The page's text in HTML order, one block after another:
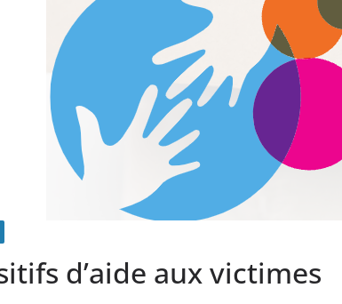
d’aide aux victimes